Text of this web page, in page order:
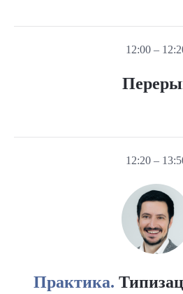
12:00 –
12:20 –
Практика.